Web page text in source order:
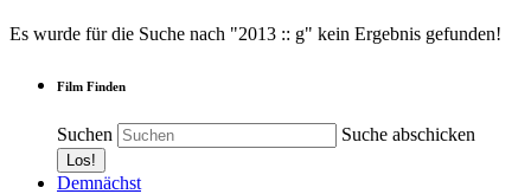
Es wurde für die Suche nach "2013 :: g" kein Ergebnis gefunden!
Film Finden
Suchen Suche abschicken
Demnächst